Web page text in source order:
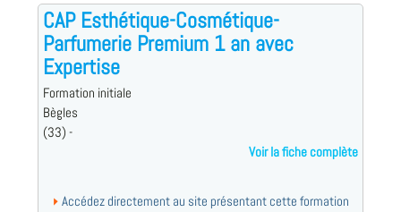
CAP Esthétique-Cosmétique-
Parfumerie Premium 1 an avec
Expertise
Formation initiale
Bègles
(33) -
Voir la fiche complète
Accédez directement au site présentant cette formation